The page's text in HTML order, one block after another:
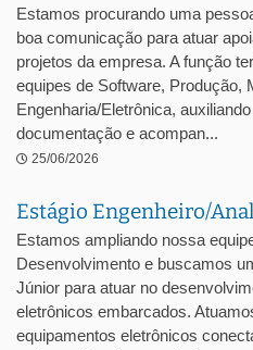
Estamos procurando uma
boa comunicação para atuar
projetos da empresa. A função
equipes de Software, Produção,
Engenharia/Eletrônica,
documentação e acompan...
25/06/2026
Estágio Engenheiro/
Estamos ampliando nossa
Desenvolvimento e buscamos
Júnior para atuar no
eletrônicos embarcados.
equipamentos eletrônicos